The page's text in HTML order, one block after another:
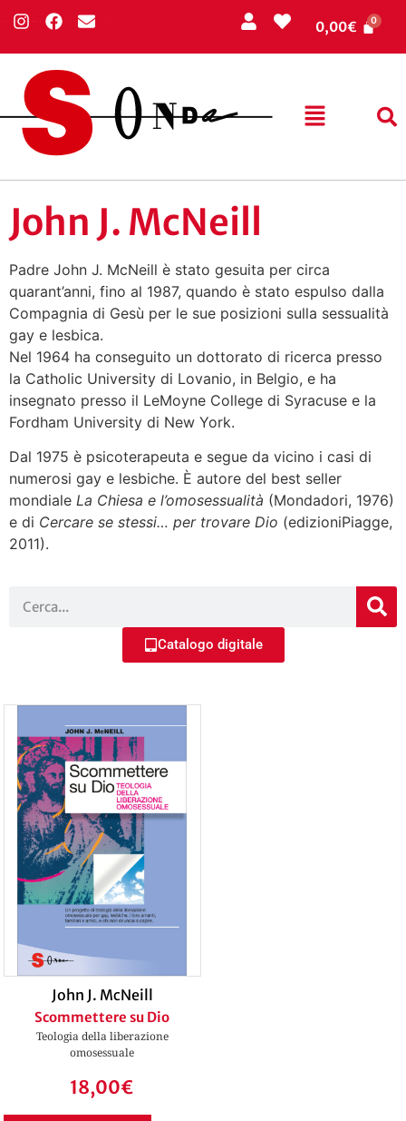
0,00€
John J. McNeill
Padre John J. McNeill è stato gesuita per circa
quarant’anni, fino al 1987, quando è stato espulso dalla
Compagnia di Gesù per le sue posizioni sulla sessualità
gay e lesbica.
Nel 1964 ha conseguito un dottorato di ricerca presso
la Catholic University di Lovanio, in Belgio, e ha
insegnato presso il LeMoyne College di Syracuse e la
Fordham University di New York.
Dal 1975 è psicoterapeuta e segue da vicino i casi di
numerosi gay e lesbiche. È autore del best seller
mondiale La Chiesa e l’omosessualità (Mondadori, 1976)
e di Cercare se stessi… per trovare Dio (edizioniPiagge,
2011).
Catalogo digitale
John J. McNeill
Scommettere su Dio
Teologia della liberazione
omosessuale
18,00€